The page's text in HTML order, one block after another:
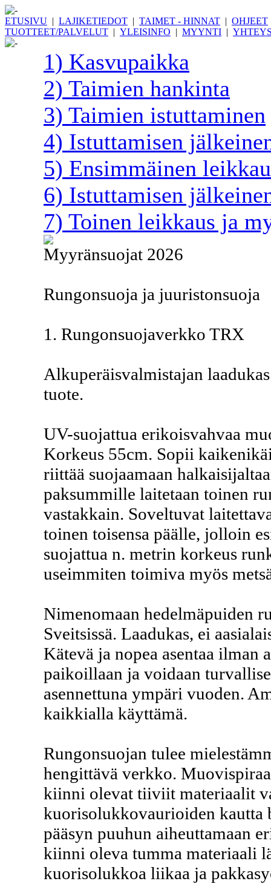
ETUSIVU | LAJIKETIEDOT | TAIMET - HINNAT | OHJEET
TUOTTEET/PALVELUT | YLEISINFO | MYYNTI |
1) Kasvupaikka
2) Taimien hankinta
3) Taimien istuttaminen
4) Istuttamisen
5) Ensimmäinen
6) Istuttamisen
7) Toinen leikkaus ja
Myyränsuojat 2026
Rungonsuoja ja juuristonsuoja
1. Rungonsuojaverkko TRX
Alkuperäisvalmistajan
tuote.
UV-suojattua erikoisvahvaa
Korkeus 55cm. Sopii
riittää suojaamaan
paksummille laitetaan toinen
vastakkain. Soveltuvat
toinen toisensa päälle, jolloin
suojattua n. metrin korkeus
useimmiten toimiva myös
Nimenomaan hedelmäpuiden
Sveitsissä. Laadukas, ei
Kätevä ja nopea asentaa
paikoillaan ja voidaan
asennettuna ympäri vuoden.
kaikkialla käyttämä.
Rungonsuojan tulee
hengittävä verkko.
kiinni olevat tiiviit materiaalit
kuorisolukkovaurioiden kautta
pääsyn puuhun aiheuttamaan
kiinni oleva tumma materiaali
kuorisolukkoa liikaa ja